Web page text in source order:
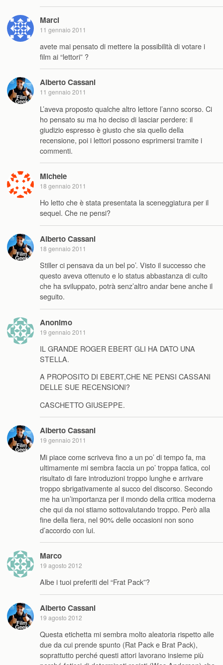
Marci
11 gennaio 2011
avete mai pensato di mettere la possibilità di votare i
film ai “lettori” ?
Alberto Cassani
11 gennaio 2011
L’aveva proposto qualche altro lettore l’anno scorso. Ci
ho pensato su ma ho deciso di lasciar perdere: il
giudizio espresso è giusto che sia quello della
recensione, poi i lettori possono esprimersi tramite i
commenti.
Michele
18 gennaio 2011
Ho letto che è stata presentata la sceneggiatura per il
sequel. Che ne pensi?
Alberto Cassani
18 gennaio 2011
Stiller ci pensava da un bel po’. Visto il successo che
questo aveva ottenuto e lo status abbastanza di culto
che ha sviluppato, potrà senz’altro andar bene anche il
seguito.
Anonimo
19 gennaio 2011
IL GRANDE ROGER EBERT GLI HA DATO UNA
STELLA.
A PROPOSITO DI EBERT,CHE NE PENSI CASSANI
DELLE SUE RECENSIONI?
CASCHETTO GIUSEPPE.
Alberto Cassani
19 gennaio 2011
Mi piace come scriveva fino a un po’ di tempo fa, ma
ultimamente mi sembra faccia un po’ troppa fatica, col
risultato di fare introduzioni troppo lunghe e arrivare
troppo sbrigativamente al succo del discorso. Secondo
me ha un’importanza per il mondo della critica moderna
che qui da noi stiamo sottovalutando troppo. Però alla
fine della fiera, nel 90% delle occasioni non sono
d’accordo con lui.
Marco
19 agosto 2012
Albe i tuoi preferiti del “Frat Pack”?
Alberto Cassani
19 agosto 2012
Questa etichetta mi sembra molto aleatoria rispetto alle
due da cui prende spunto (Rat Pack e Brat Pack),
soprattutto perché questi attori lavorano insieme più